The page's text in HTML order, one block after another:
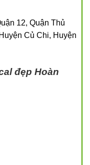
12, Quận Thủ
Củ Chi, Huyện
đẹp Hoàn